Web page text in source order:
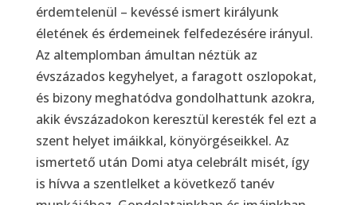
érdemtelenül – kevéssé ismert királyunk
életének és érdemeinek felfedezésére irányul.
Az altemplomban ámultan néztük az
évszázados kegyhelyet, a faragott oszlopokat,
és bizony meghatódva gondolhattunk azokra,
akik évszázadokon keresztül keresték fel ezt a
szent helyet imáikkal, könyörgéseikkel. Az
ismertető után Domi atya celebrált misét, így
is hívva a szentlelket a következő tanév